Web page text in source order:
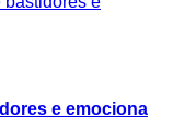
e emociona